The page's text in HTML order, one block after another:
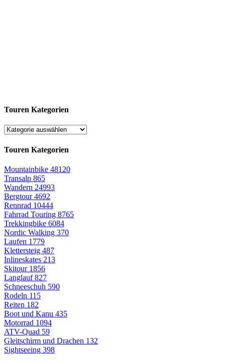
Touren Kategorien
Touren Kategorien
Mountainbike 48120
Transalp 865
Wandern 24993
Bergtour4692
Rennrad 10444
Fahrrad Touring 8765
Trekkingbike 6084
Nordic Walking 370
Laufen 1779
Klettersteig 487
Inlineskates 213
Skitour 1856
Langlauf827
Schneeschuh 590
Rodeln 115
Reiten 182
Boot und Kanu 435
Motorrad 1094
ATV-Quad 59
Gleitschirm und Drachen 132
Sightseeing 398